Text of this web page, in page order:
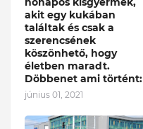
akit egy kukában
találtak és csak a
szerencsének
köszönhető, hogy
életben maradt.
Döbbenet ami történt:
június 01, 2021